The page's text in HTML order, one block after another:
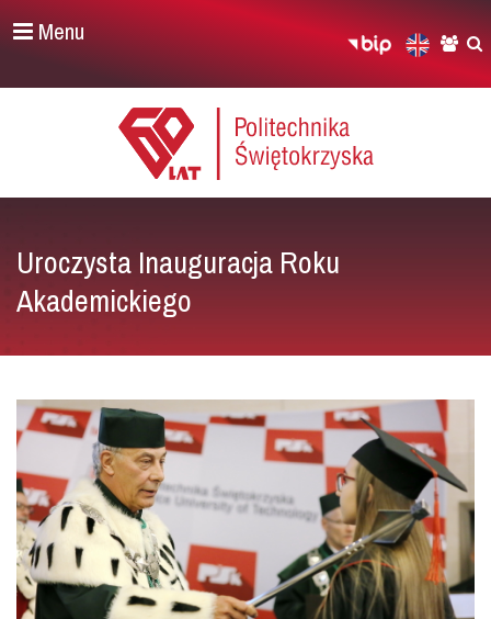
Menu
Uroczysta Inauguracja Roku
Akademickiego